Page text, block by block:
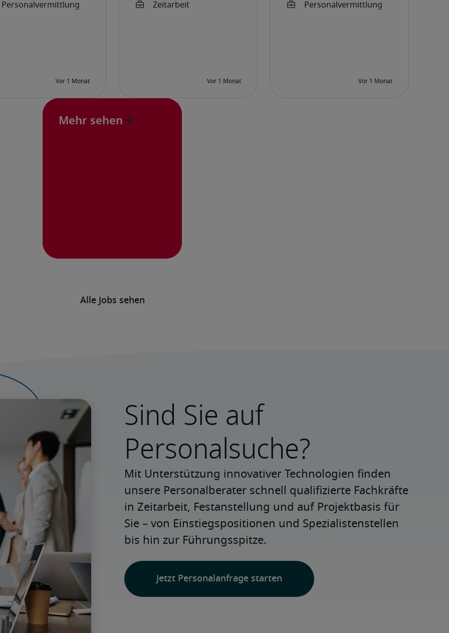
Alle Jobs sehen
(w/m/d)
Mehr sehen
Sind Sie auf
Personalsuche?
Mit Unterstützung innovativer Technologien finden
unsere Personalberater schnell qualifizierte Fachkräfte
in Zeitarbeit, Festanstellung und auf Projektbasis für
Sie – von Einstiegspositionen und Spezialistenstellen
bis hin zur Führungsspitze.
Jetzt Personalanfrage starten